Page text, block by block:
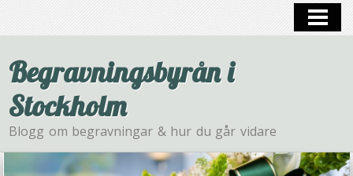
Begravningsbyrån i
Stockholm
Blogg om begravningar & hur du går vidare